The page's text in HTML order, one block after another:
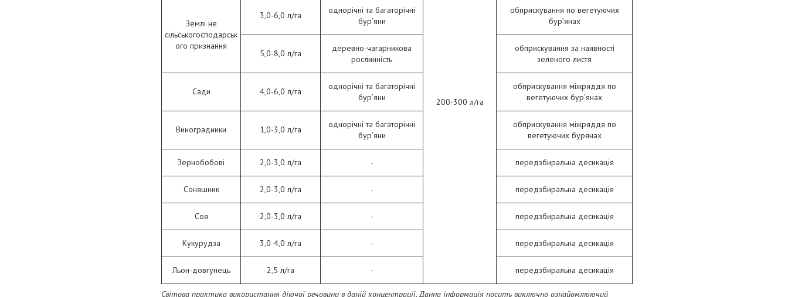
200-300 л/га
Землі не
сільськогосподарськ
ого признання
3,0-6,0 л/га
однорічні та багаторічні
бур’яни
обприскування по вегетуючих
бур’янах
5,0-8,0 л/га
деревно-чагарникова
рослинність
обприскування за наявності
зеленого листя
Сади 4,0-6,0 л/га
однорічні та багаторічні
бур’яни
обприскування міжряддя по
вегетуючих бур’янах
Виноградники 1,0-3,0 л/га
однорічні та багаторічні
бур’яни
обприскування міжряддя по
вегетуючих бурянах
Зернобобові 2,0-3,0 л/га - передзбиральна десикація
Соняшник 2,0-3,0 л/га - передзбиральна десикація
Соя 2,0-3,0 л/га - передзбиральна десикація
Кукурудза 3,0-4,0 л/га - передзбиральна десикація
Льон-довгунець 2,5 л/га - передзбиральна десикація
Світова практика використання діючої речовини в даній концентрації. Данна iнформацiя носить виключно ознайомлюючий